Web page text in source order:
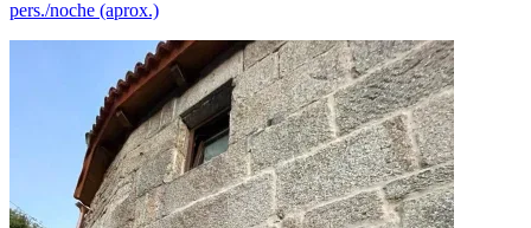
pers./noche (aprox.)